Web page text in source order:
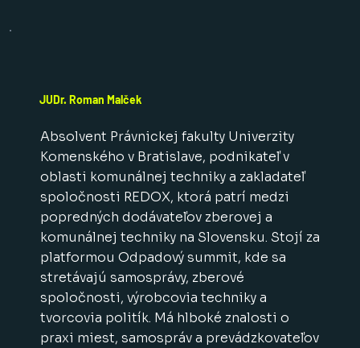
JUDr. Roman Malček
Absolvent Právnickej fakulty Univerzity
Komenského v Bratislave, podnikateľ v
oblasti komunálnej techniky a zakladateľ
spoločnosti REDOX, ktorá patrí medzi
popredných dodávateľov zberovej a
komunálnej techniky na Slovensku. Stojí za
platformou Odpadový summit, kde sa
stretávajú samosprávy, zberové
spoločnosti, výrobcovia techniky a
tvorcovia politík. Má hlboké znalosti o
praxi miest, samospráv a prevádzkovateľov